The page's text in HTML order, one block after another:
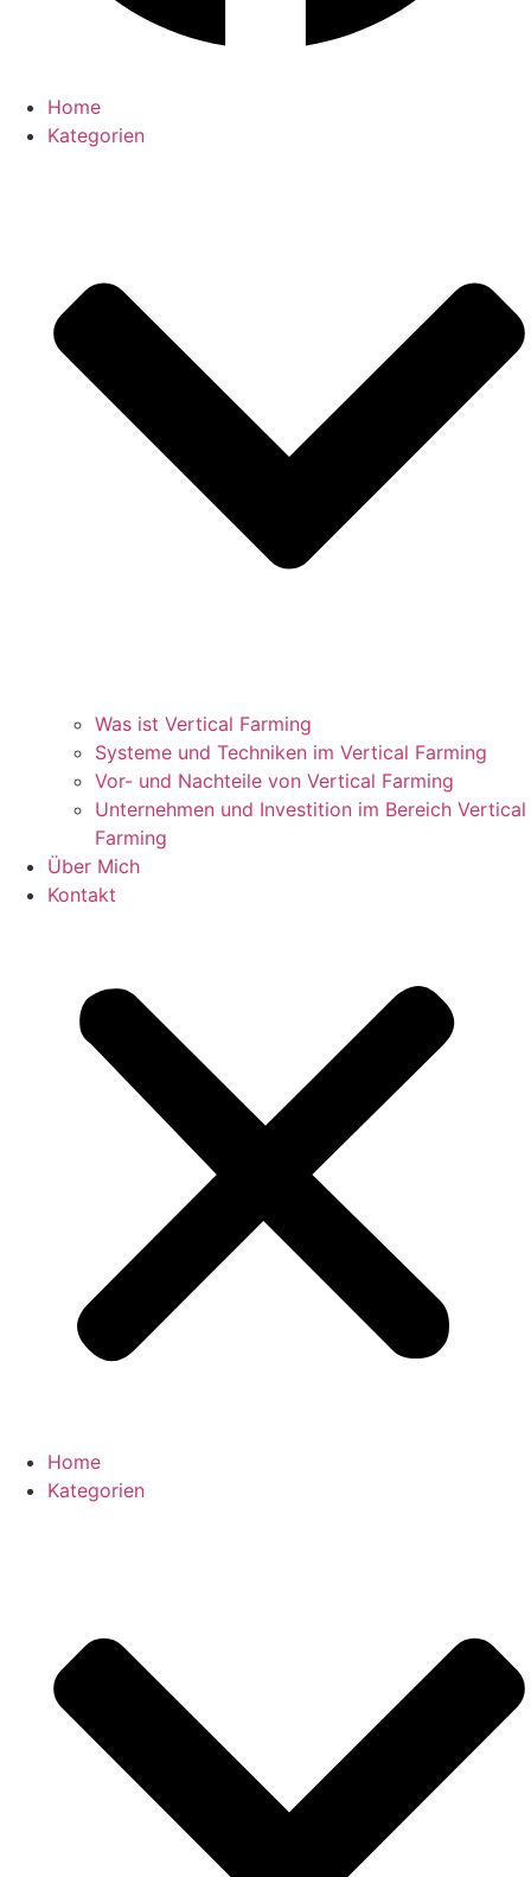
Home
Kategorien
Was ist Vertical Farming
Systeme und Techniken im Vertical Farming
Vor- und Nachteile von Vertical Farming
Unternehmen und Investition im Bereich Vertical
Farming
Über Mich
Kontakt
Home
Kategorien